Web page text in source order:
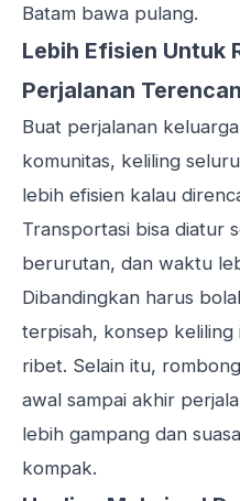
Batam bawa pulang.
Lebih Efisien Untuk
Perjalanan
Buat perjalanan
komunitas, keliling
lebih efisien kalau
Transportasi bisa diatur
berurutan, dan waktu
Dibandingkan harus
terpisah, konsep keliling
ribet. Selain itu,
awal sampai akhir
lebih gampang dan
kompak.